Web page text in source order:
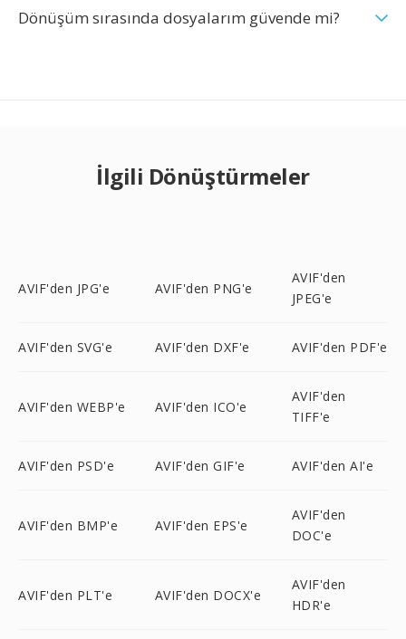
Dönüşüm sırasında dosyalarım güvende mi?
İlgili Dönüştürmeler
AVIF'den JPG'e AVIF'den PNG'e
AVIF'den
JPEG'e
AVIF'den SVG'e AVIF'den DXF'e AVIF'den PDF'e
AVIF'den WEBP'e AVIF'den ICO'e
AVIF'den
TIFF'e
AVIF'den PSD'e AVIF'den GIF'e AVIF'den AI'e
AVIF'den BMP'e AVIF'den EPS'e
AVIF'den
DOC'e
AVIF'den PLT'e AVIF'den DOCX'e
AVIF'den
HDR'e